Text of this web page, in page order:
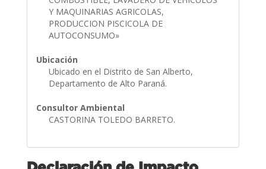
Y MAQUINARIAS AGRICOLAS,
PRODUCCION PISCICOLA DE
AUTOCONSUMO»
Ubicación
Ubicado en el Distrito de San Alberto,
Departamento de Alto Paraná.
Consultor Ambiental
CASTORINA TOLEDO BARRETO.